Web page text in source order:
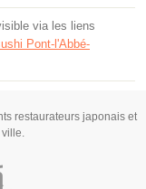
via les liens
Pont-l'Abbé-
restaurateurs japonais et